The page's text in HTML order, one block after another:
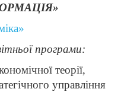
програми:
теорії,
управління